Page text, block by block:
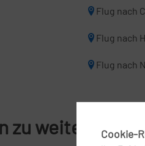
Flug nach
Flug nach
Flug nach
zu weiterenCookie-